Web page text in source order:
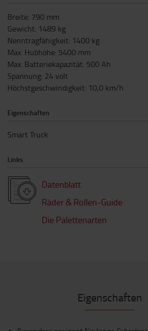
Breite: 790 mm
Gewicht: 1489 kg
Nenntragfähigkeit: 1400 kg
Max. Hubhöhe: 5400 mm
Max. Batteriekapazität: 500 Ah
Spannung: 24 volt
Höchstgeschwindigkeit: 10,0 km/h
Eigenschaften
Smart Truck
Links
Datenblatt
Räder & Rollen-Guide
Die Palettenarten
Eigenschaften